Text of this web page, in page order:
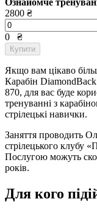
2800 ₴
0 ₴
Купити
Якщо вам цікаво
Карабін
870, для вас буде
тренуванні з
стрілецькі навички.
Заняття проводить
стрілецького клубу
Послугою можуть
років.
Для кого